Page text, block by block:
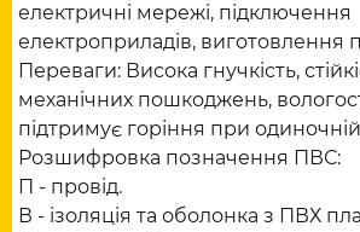
електричні мережі, підключення
електроприладів, виготовлення
Переваги: Висока гнучкість,
механічних пошкоджень,
підтримує горіння при
Розшифровка позначення ПВС:
П - провід.
В - ізоляція та оболонка з ПВХ